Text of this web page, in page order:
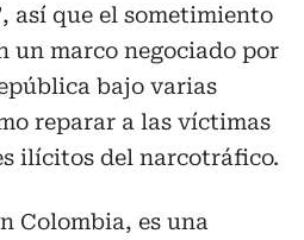
, así que el sometimiento
un marco negociado por
bajo varias
reparar a las víctimas
ilícitos del narcotráfico.
Colombia, es una